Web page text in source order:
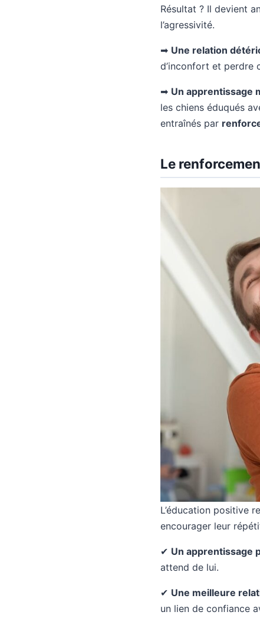
Résultat ? Il devient
l’agressivité.
➡ Une relation
d’inconfort et perdre
➡ Un apprentissage
les chiens éduqués
entraînés par
Le
L’éducation positive
encourager leur
✔ Un apprentissage
attend de lui.
✔ Une meilleure
un lien de confiance